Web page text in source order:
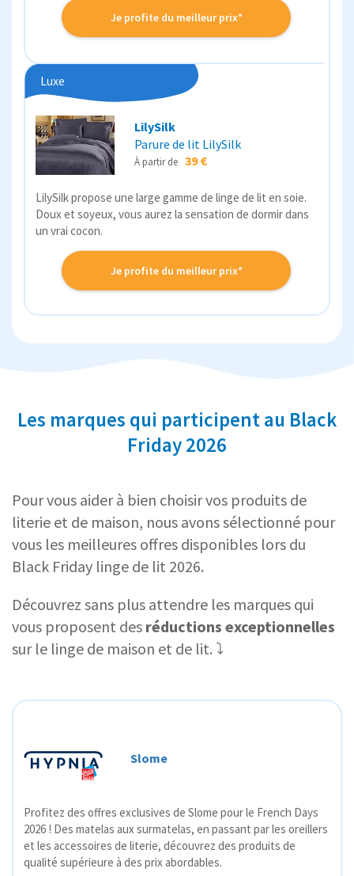
Je profite du meilleur prix*
Luxe
LilySilk
Parure de lit LilySilk
À partir de 39 €
LilySilk propose une large gamme de linge de lit en soie.
Doux et soyeux, vous aurez la sensation de dormir dans
un vrai cocon.
Je profite du meilleur prix*
Les marques qui participent au Black
Friday 2026
Pour vous aider à bien choisir vos produits de
literie et de maison, nous avons sélectionné pour
vous les meilleures offres disponibles lors du
Black Friday linge de lit 2026.
Découvrez sans plus attendre les marques qui
vous proposent des réductions exceptionnelles
sur le linge de maison et de lit. ⤵️
Slome
Profitez des offres exclusives de Slome pour le French Days
2026 ! Des matelas aux surmatelas, en passant par les oreillers
et les accessoires de literie, découvrez des produits de
qualité supérieure à des prix abordables.